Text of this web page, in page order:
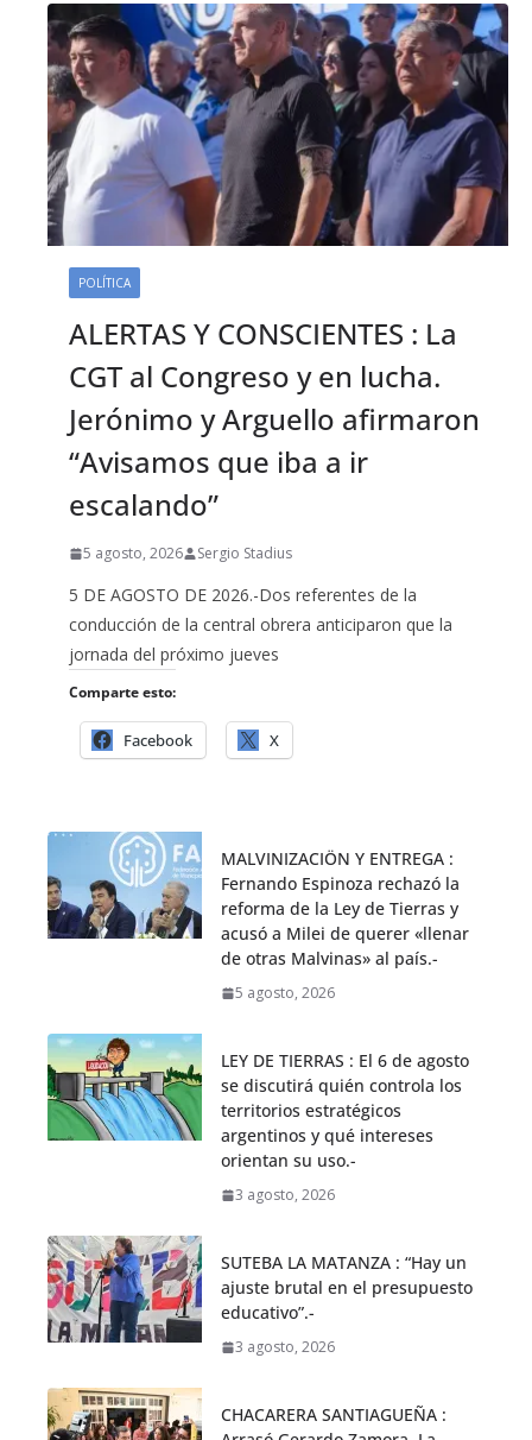
POLÍTICA
ALERTAS Y CONSCIENTES : La
CGT al Congreso y en lucha.
Jerónimo y Arguello afirmaron
“Avisamos que iba a ir
escalando”
5 agosto, 2026 Sergio Stadius
5 DE AGOSTO DE 2026.-Dos referentes de la
conducción de la central obrera anticiparon que la
jornada del próximo jueves
Comparte esto:
Facebook X
MALVINIZACIÖN Y ENTREGA :
Fernando Espinoza rechazó la
reforma de la Ley de Tierras y
acusó a Milei de querer «llenar
de otras Malvinas» al país.-
5 agosto, 2026
LEY DE TIERRAS : El 6 de agosto
se discutirá quién controla los
territorios estratégicos
argentinos y qué intereses
orientan su uso.-
3 agosto, 2026
SUTEBA LA MATANZA : “Hay un
ajuste brutal en el presupuesto
educativo”.-
3 agosto, 2026
CHACARERA SANTIAGUEÑA :